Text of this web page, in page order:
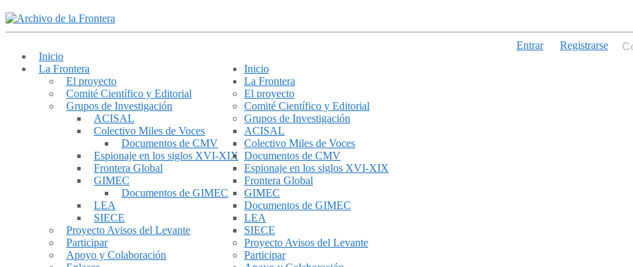
Inicio
La Frontera
El proyecto
Comité Científico y Editorial
Grupos de Investigación
ACISAL
Colectivo Miles de Voces
Documentos de CMV
Espionaje en los siglos XVI-XIX
Frontera Global
GIMEC
Documentos de GIMEC
LEA
SIECE
Proyecto Avisos del Levante
Participar
Apoyo y Colaboración
Entrar
Registrarse
Inicio
La Frontera
El proyecto
Comité Científico y Editorial
Grupos de Investigación
ACISAL
Colectivo Miles de Voces
Documentos de CMV
Espionaje en los siglos XVI-XIX
Frontera Global
GIMEC
Documentos de GIMEC
LEA
SIECE
Proyecto Avisos del Levante
Participar